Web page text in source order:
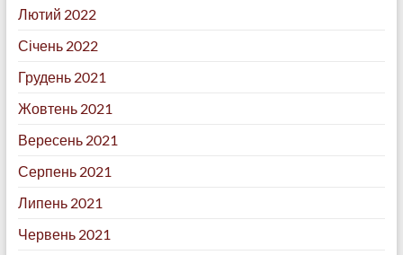
Лютий 2022
Січень 2022
Грудень 2021
Жовтень 2021
Вересень 2021
Серпень 2021
Липень 2021
Червень 2021